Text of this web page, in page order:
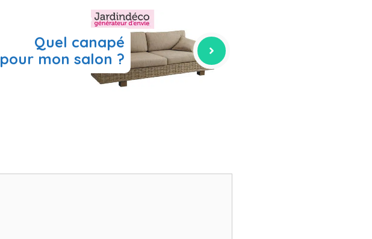
Quel canapé
pour mon salon ?